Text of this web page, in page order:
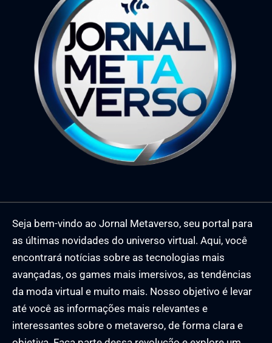
Seja bem-vindo ao Jornal Metaverso, seu portal para
as últimas novidades do universo virtual. Aqui, você
encontrará notícias sobre as tecnologias mais
avançadas, os games mais imersivos, as tendências
da moda virtual e muito mais. Nosso objetivo é levar
até você as informações mais relevantes e
interessantes sobre o metaverso, de forma clara e